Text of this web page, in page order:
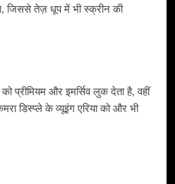
जिससे तेज़ धूप में भी स्क्रीन की
प्रीमियम और इमर्सिव लुक देता है, वहीं
डिस्प्ले के व्यूइंग एरिया को और भी